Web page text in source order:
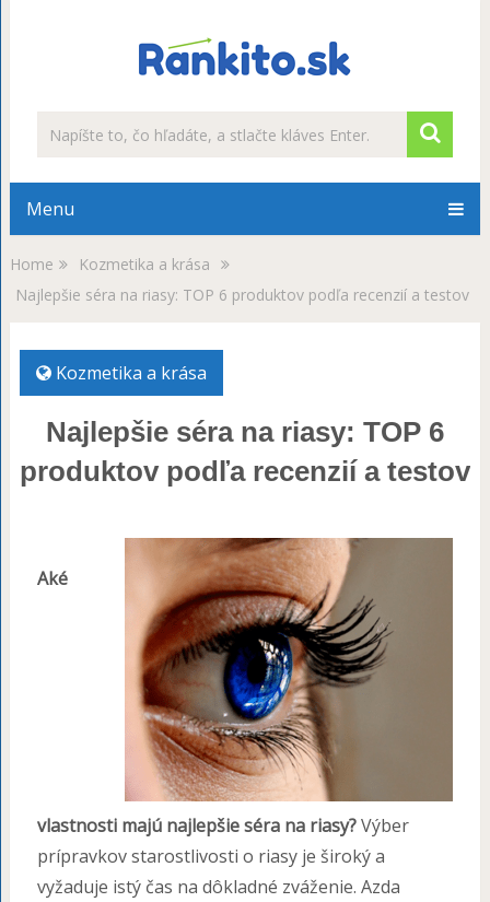
Menu
Home
Kozmetika a krása
Najlepšie séra na riasy: TOP 6 produktov podľa recenzií a testov
Kozmetika a krása
Najlepšie séra na riasy: TOP 6
produktov podľa recenzií a testov
Aké
vlastnosti majú najlepšie séra na riasy?Výber
prípravkov starostlivosti o riasy je široký a
vyžaduje istý čas na dôkladné zváženie. Azda